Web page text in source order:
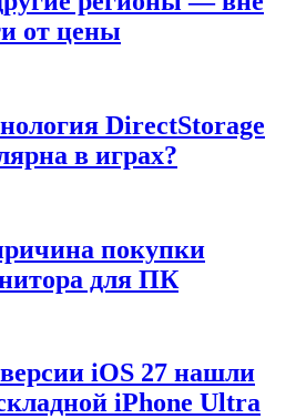
от цены
DirectStorage
в играх?
покупки
для ПК
iOS 27 нашли
iPhone Ultra